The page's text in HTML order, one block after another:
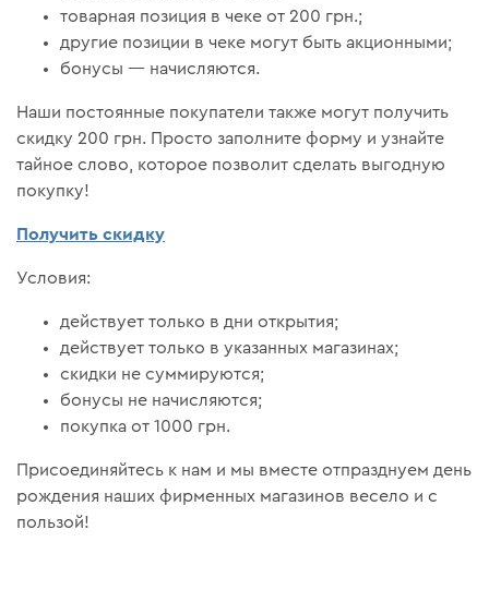
товарная позиция в чеке от 200 грн.;
другие позиции в чеке могут быть акционными;
бонусы — начисляются.
Наши постоянные покупатели также могут получить
скидку 200 грн. Просто заполните форму и узнайте
тайное слово, которое позволит сделать выгодную
покупку!
Получить скидку
Условия:
действует только в дни открытия;
действует только в указанных магазинах;
скидки не суммируются;
бонусы не начисляются;
покупка от 1000 грн.
Присоединяйтесь к нам и мы вместе отпразднуем день
рождения наших фирменных магазинов весело и с
пользой!